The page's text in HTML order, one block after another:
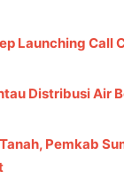
Launching Call
Distribusi Air
Pemkab